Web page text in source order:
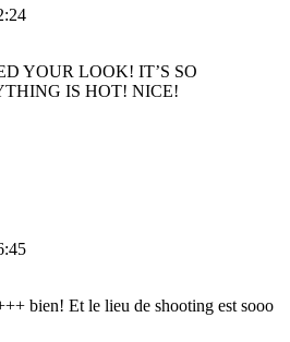
YOUR LOOK! IT’S SO
IS HOT! NICE!
bien! Et le lieu de shooting est sooo